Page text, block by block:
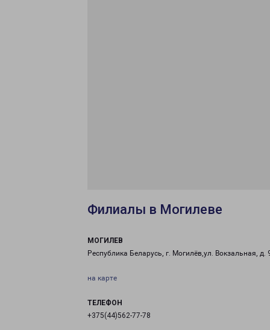
Филиалы в Могилеве
МОГИЛЕВ
Республика Беларусь, г. Могилёв,ул. Вокзальная, д.
на карте
ТЕЛЕФОН
+375(44)562-77-78